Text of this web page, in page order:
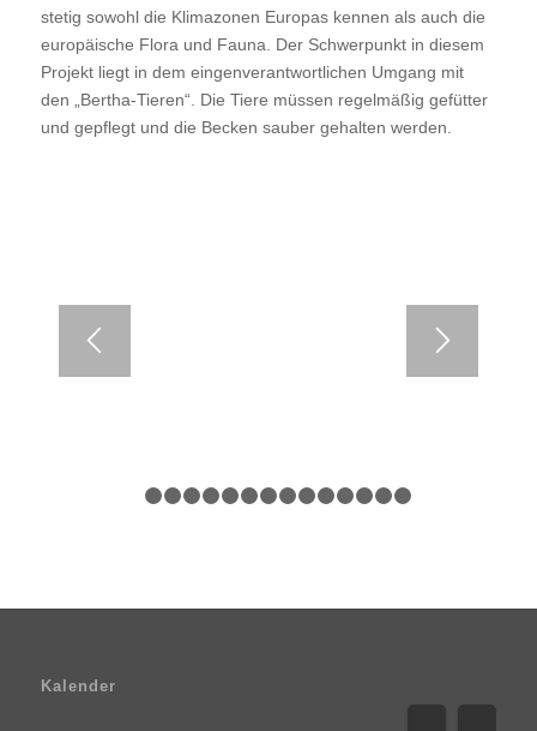
stetig sowohl die Klimazonen Europas kennen als auch die
europäische Flora und Fauna. Der Schwerpunkt in diesem
Projekt liegt in dem eingenverantwortlichen Umgang mit
den „Bertha-Tieren“. Die Tiere müssen regelmäßig gefütter
und gepflegt und die Becken sauber gehalten werden.
1 2 3 4 5 6 7 8 9
Kalender